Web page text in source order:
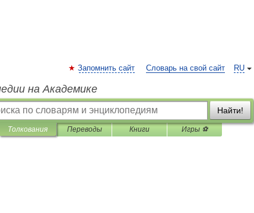
RU
Запомнить сайт Словарь на свой сайт
на Академике
Найти!
Толкования Переводы Книги Игры ⚽